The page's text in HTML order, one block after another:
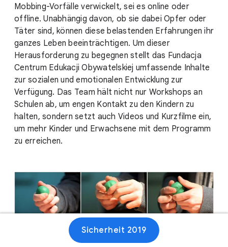
Mobbing-Vorfälle verwickelt, sei es online oder
offline. Unabhängig davon, ob sie dabei Opfer oder
Täter sind, können diese belastenden Erfahrungen ihr
ganzes Leben beeinträchtigen. Um dieser
Herausforderung zu begegnen stellt das Fundacja
Centrum Edukacji Obywatelskiej umfassende Inhalte
zur sozialen und emotionalen Entwicklung zur
Verfügung. Das Team hält nicht nur Workshops an
Schulen ab, um engen Kontakt zu den Kindern zu
halten, sondern setzt auch Videos und Kurzfilme ein,
um mehr Kinder und Erwachsene mit dem Programm
zu erreichen.
Sicherheit 2019